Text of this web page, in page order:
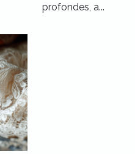
profondes, a...